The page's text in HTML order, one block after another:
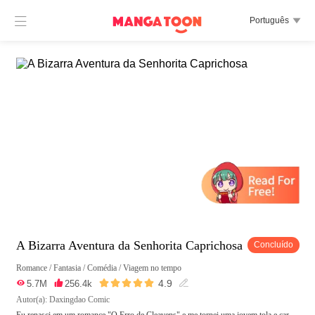
 Português 
A Bizarra Aventura da Senhorita Caprichosa Concluído
Romance /Fantasia /Comédia /Viagem no tempo
 5.7M  256.4k  4.9 
Autor(a): Daxingdao Comic